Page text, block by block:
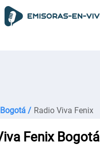
Bogotá / Radio Viva Fenix
Fenix Bogotá